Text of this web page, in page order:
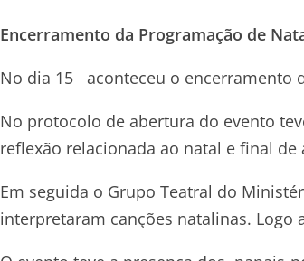
Encerramento da Programação de
No dia 15 aconteceu o encerramento
No protocolo de abertura do evento
reflexão relacionada ao natal e final
Em seguida o Grupo Teatral do
interpretaram canções natalinas. Logo